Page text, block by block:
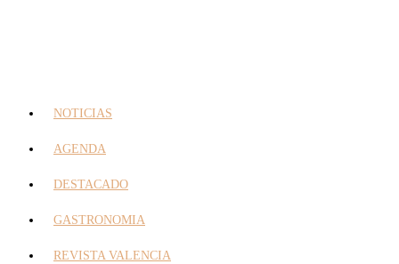
NOTICIAS
AGENDA
DESTACADO
GASTRONOMIA
REVISTA VALENCIA